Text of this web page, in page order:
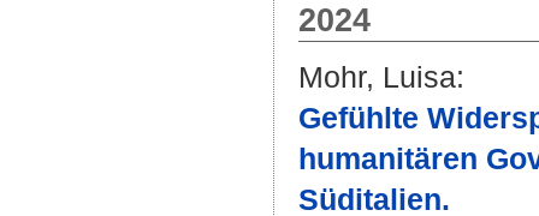
2024
Mohr, Luisa:
Gefühlte
humanitären
Süditalien.